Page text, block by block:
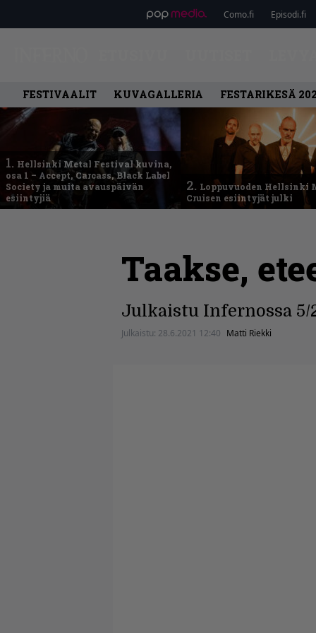
Como.fi Episodi.fi
FESTIVAALIT KUVAGALLERIA FESTARIKESÄ
1. Hellsinki Metal Festival kuvina,
osa 1 – Accept, Carcass, Black Label
Society ja muita avauspäivän
esiintyjiä
2. Loppuvuoden Hellsinki
Cruisen esiintyjät julki
Taakse,
Julkaistu Infernossa 5/
Julkaistu: 28.6.2021 12:40 Matti Riekki